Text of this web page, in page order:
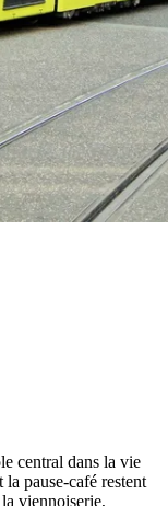
central dans la vie
pause-café restent
viennoiserie,